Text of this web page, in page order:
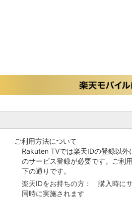
ご利用方法について
Rakuten TVでは楽天IDの登録以
のサービス登録が必要です。ご利
下の通りです。
楽天IDをお持ちの方： 購入時に
同時に実施されます